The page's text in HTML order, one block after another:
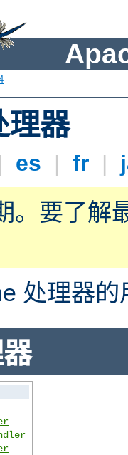
理器
| es | fr |
。要了解
处理器的